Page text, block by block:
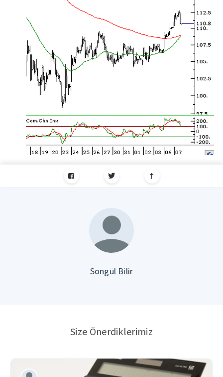
Songül Bilir
Size Önerdiklerimiz